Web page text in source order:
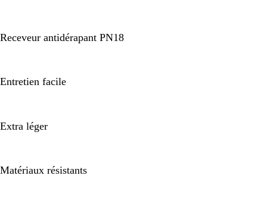
Receveur antidérapant PN18
Entretien facile
Extra léger
Matériaux résistants